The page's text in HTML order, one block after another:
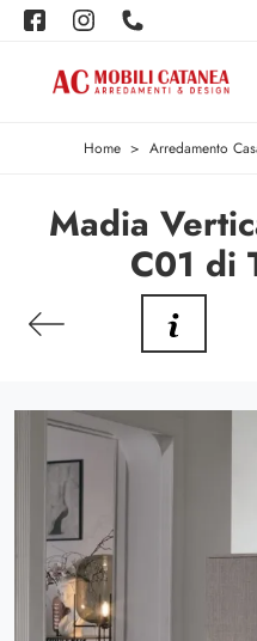
Home > Arredamento
Madia
C01 di